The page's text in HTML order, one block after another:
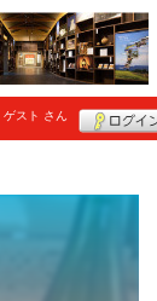
ゲスト さん